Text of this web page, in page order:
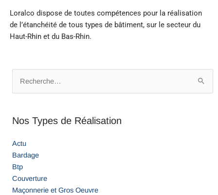
Loralco dispose de toutes compétences pour la réalisation
de l’étanchéité de tous types de bâtiment, sur le secteur du
Haut-Rhin et du Bas-Rhin.
Rechercher :
Nos Types de Réalisation
Actu
Bardage
Btp
Couverture
Maçonnerie et Gros Oeuvre